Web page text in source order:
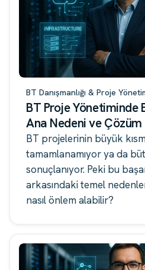
BT Danışmanlığı & Proje
BT Proje Yönetiminde
Ana Nedeni ve Çözüm
BT projelerinin büyük
tamamlanamıyor ya da
sonuçlanıyor. Peki bu
arkasındaki temel
nasıl önlem alabilir?